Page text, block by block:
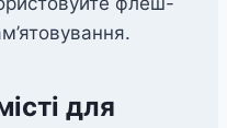
для